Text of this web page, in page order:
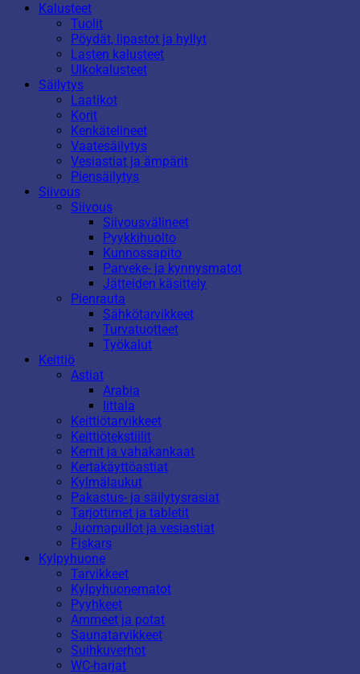
Kalusteet
Tuolit
Pöydät, lipastot ja hyllyt
Lasten kalusteet
Ulkokalusteet
Säilytys
Laatikot
Korit
Kenkätelineet
Vaatesäilytys
Vesiastiat ja ämpärit
Piensäilytys
Siivous
Siivous
Siivousvälineet
Pyykkihuolto
Kunnossapito
Parveke- ja kynnysmatot
Jätteiden käsittely
Pienrauta
Sähkötarvikkeet
Turvatuotteet
Työkalut
Keittiö
Astiat
Arabia
Iittala
Keittiötarvikkeet
Keittiötekstiilit
Kernit ja vahakankaat
Kertakäyttöastiat
Kylmälaukut
Pakastus- ja säilytysrasiat
Tarjottimet ja tabletit
Juomapullot ja vesiastiat
Fiskars
Kylpyhuone
Tarvikkeet
Kylpyhuonematot
Pyyhkeet
Ammeet ja potat
Saunatarvikkeet
Suihkuverhot
WC-harjat